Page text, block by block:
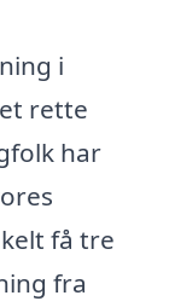
i
rette
har
få tre
fra